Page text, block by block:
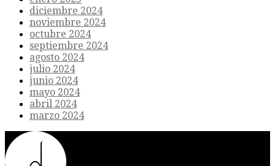
diciembre 2024
noviembre 2024
octubre 2024
septiembre 2024
agosto 2024
julio 2024
junio 2024
mayo 2024
abril 2024
marzo 2024